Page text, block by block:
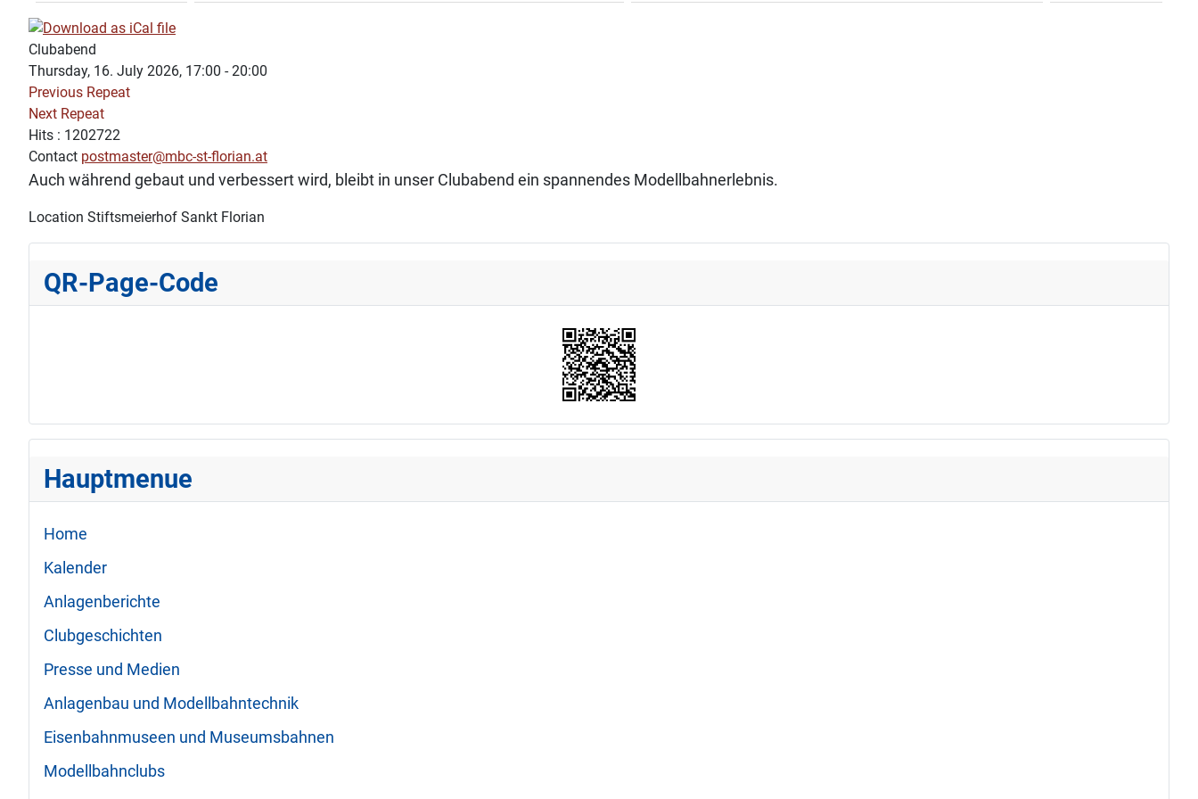
Clubabend
Thursday, 16. July 2026, 17:00 - 20:00
Previous Repeat
Next Repeat
Hits : 1202722
Contact postmaster@mbc-st-florian.at
Auch während gebaut und verbessert wird, bleibt in unser Clubabend ein spannendes Modellbahnerlebnis.
Location Stiftsmeierhof Sankt Florian
QR-Page-Code
Hauptmenue
Home
Kalender
Anlagenberichte
Clubgeschichten
Presse und Medien
Anlagenbau und Modellbahntechnik
Eisenbahnmuseen und Museumsbahnen
Modellbahnclubs